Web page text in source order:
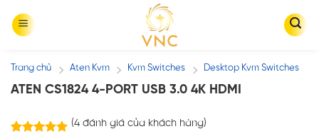
Trang chủ / Aten Kvm / Kvm Switches / Desktop Kvm Switches
ATEN CS1824 4-PORT USB 3.0 4K HDMI
(4đánh giá của khách hàng)